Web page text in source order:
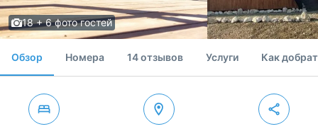
18 + 6 фото гостей
Обзор Номера 14 отзывов Услуги Как